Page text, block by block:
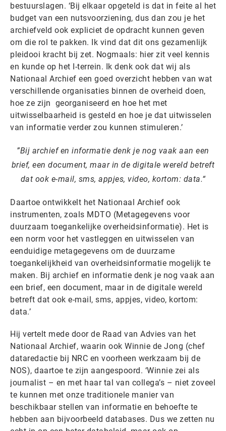
bestuurslagen. ‘Bij elkaar opgeteld is dat in feite al het
budget van een nutsvoorziening, dus dan zou je het
archiefveld ook expliciet de opdracht kunnen geven
om die rol te pakken. Ik vind dat dit ons gezamenlijk
pleidooi kracht bij zet. Nogmaals: hier zit veel kennis
en kunde op het I-terrein. Ik denk ook dat wij als
Nationaal Archief een goed overzicht hebben van wat
verschillende organisaties binnen de overheid doen,
hoe ze zijn georganiseerd en hoe het met
uitwisselbaarheid is gesteld en hoe je dat uitwisselen
van informatie verder zou kunnen stimuleren.’
Bij archief en informatie denk je nog vaak aan een
brief, een document, maar in de digitale wereld betreft
dat ook e-mail, sms, appjes, video, kortom: data.
Daartoe ontwikkelt het Nationaal Archief ook
instrumenten, zoals MDTO (Metagegevens voor
duurzaam toegankelijke overheidsinformatie). Het is
een norm voor het vastleggen en uitwisselen van
eenduidige metagegevens om de duurzame
toegankelijkheid van overheidsinformatie mogelijk te
maken. Bij archief en informatie denk je nog vaak aan
een brief, een document, maar in de digitale wereld
betreft dat ook e-mail, sms, appjes, video, kortom:
data.’
Hij vertelt mede door de Raad van Advies van het
Nationaal Archief, waarin ook Winnie de Jong (chef
dataredactie bij NRC en voorheen werkzaam bij de
NOS), daartoe te zijn aangespoord. ‘Winnie zei als
journalist – en met haar tal van collega’s – niet zoveel
te kunnen met onze traditionele manier van
beschikbaar stellen van informatie en behoefte te
hebben aan bijvoorbeeld databases. Dus we zetten nu